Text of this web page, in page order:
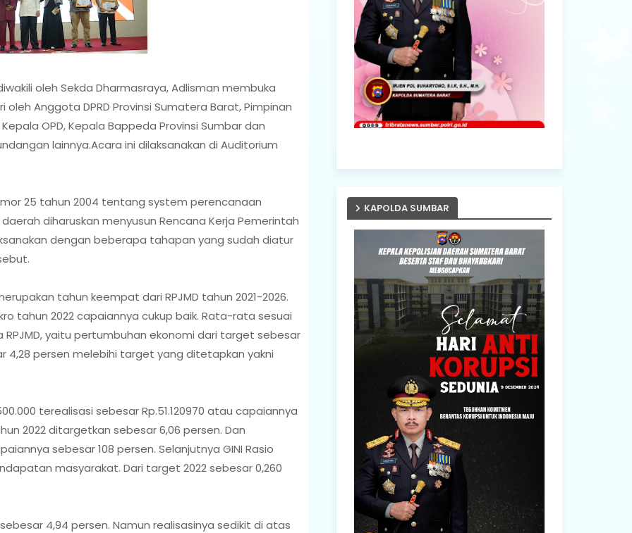
oleh Sekda Dharmasraya, Adlisman membuka
oleh Anggota DPRD Provinsi Sumatera Barat, Pimpinan
OPD, Kepala Bappeda Provinsi Sumbar dan
lainnya.Acara ini dilaksanakan di Auditorium
25 tahun 2004 tentang system perencanaan
diharuskan menyusun Rencana Kerja Pemerintah
dengan beberapa tahapan yang sudah diatur
tahun keempat dari RPJMD tahun 2021-2026.
tahun 2022 capaiannya cukup baik. Rata-rata sesuai
yaitu pertumbuhan ekonomi dari target sebesar
4,28 persen melebihi target yang ditetapkan yakni
terealisasi sebesar Rp.51.120970 atau capaiannya
2022 ditargetkan sebesar 6,06 persen. Dan
sebesar 108 persen. Selanjutnya GINI Rasio
masyarakat. Dari target 2022 sebesar 0,260
4,94 persen. Namun realisasinya sedikit di atas
KAPOLDA SUMBAR